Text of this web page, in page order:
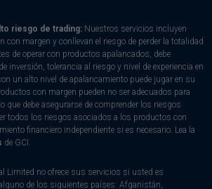
riesgo de trading: Nuestros servicios incluyen
con margen y conllevan el riesgo de perder la totalidad
de operar con productos apalancados, debe
inversión, tolerancia al riesgo y nivel de experiencia en
un alto nivel de apalancamiento puede jugar en su
con margen pueden no ser adecuados para
que debe asegurarse de comprender los riesgos
todos los riesgos asociados a los productos con
financiero independiente si es necesario. Lea la
de GCI.
Limited no ofrece sus servicios si usted es
de los siguientes países: Afganistán,